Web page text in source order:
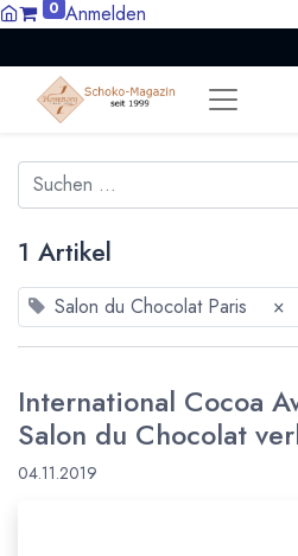
0 Anmelden
1 Artikel
Salon du Chocolat Paris ×
International Cocoa
Salon du Chocolat
04.11.2019